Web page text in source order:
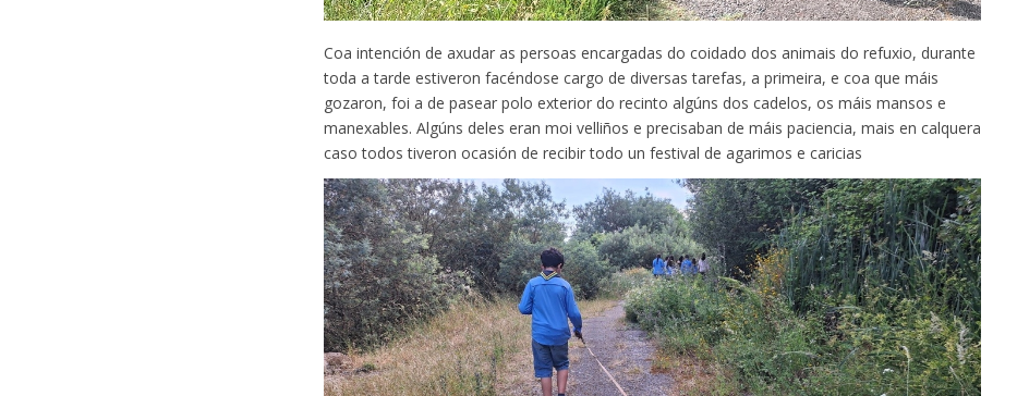
Coa intención de axudar as persoas encargadas do coidado dos animais do refuxio, durante
toda a tarde estiveron facéndose cargo de diversas tarefas, a primeira, e coa que máis
gozaron, foi a de pasear polo exterior do recinto algúns dos cadelos, os máis mansos e
manexables. Algúns deles eran moi velliños e precisaban de máis paciencia, mais en calquera
caso todos tiveron ocasión de recibir todo un festival de agarimos e caricias